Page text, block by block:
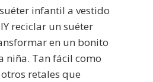
infantil a vestido
reciclar un suéter
en un bonito
niña. Tan fácil como
retales que